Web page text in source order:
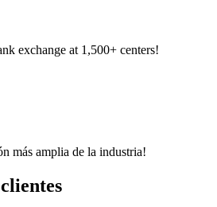
exchange at 1,500+ centers!
más amplia de la industria!